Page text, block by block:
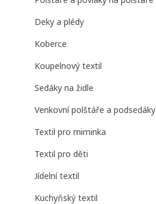
Deky a plédy
Koberce
Koupelnový textil
Sedáky na židle
Venkovní polštáře a podsedáky
Textil pro miminka
Textil pro děti
Jídelní textil
Kuchyňský textil